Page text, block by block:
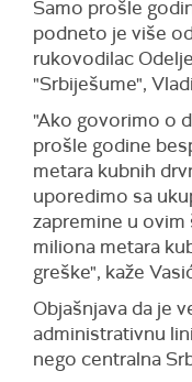
Samo prošle
podneto je više
rukovodilac
"Srbiješume",
"Ako govorimo o
prošle godine
metara kubnih
uporedimo sa
zapremine u
miliona metara
greške", kaže
Objašnjava da je
administrativnu
nego centralna